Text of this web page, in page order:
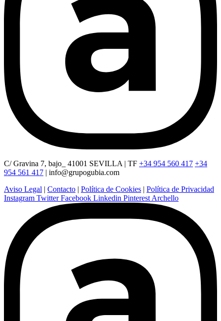
C/ Gravina 7, bajo_ 41001 SEVILLA | TF +34 954 560 417 +34
954 561 417 | info@grupogubia.com
Aviso Legal | Contacto | Política de Cookies | Política de Privacidad
Instagram Twitter Facebook Linkedin Pinterest Archello